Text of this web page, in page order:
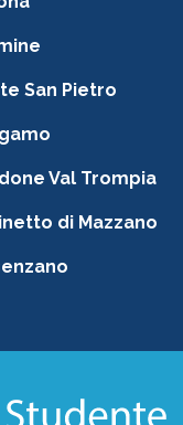
San Pietro
Val Trompia
di Mazzano